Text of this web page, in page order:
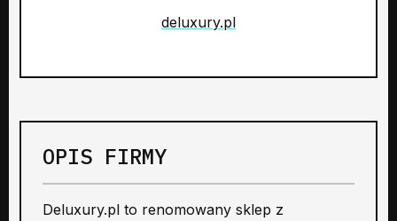
deluxury.pl
OPIS FIRMY
Deluxury.pl to renomowany sklep z